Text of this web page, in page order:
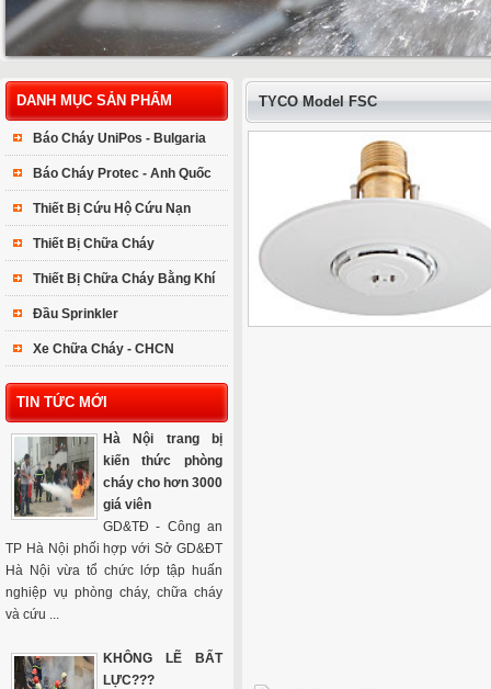
DANH MỤC SẢN PHẨM
Báo Cháy UniPos - Bulgaria
Báo Cháy Protec - Anh Quốc
Thiết Bị Cứu Hộ Cứu Nạn
Thiết Bị Chữa Cháy
Thiết Bị Chữa Cháy Bằng Khí
Đầu Sprinkler
Xe Chữa Cháy - CHCN
TIN TỨC MỚI
Hà Nội trang bị
kiến thức phòng
cháy cho hơn 3000
giá viên
GD&TĐ - Công an
TP Hà Nội phối hợp với Sở GD&ĐT
Hà Nội vừa tổ chức lớp tập huấn
nghiệp vụ phòng cháy, chữa cháy
và cứu ...
KHÔNG LẼ BẤT
LỰC???
TYCO Model FSC